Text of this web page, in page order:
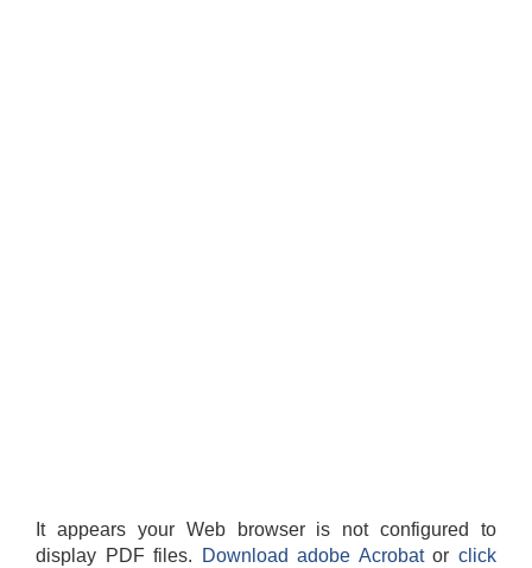
It appears your Web browser is not configured to
display PDF files.
Download adobe Acrobatorclick